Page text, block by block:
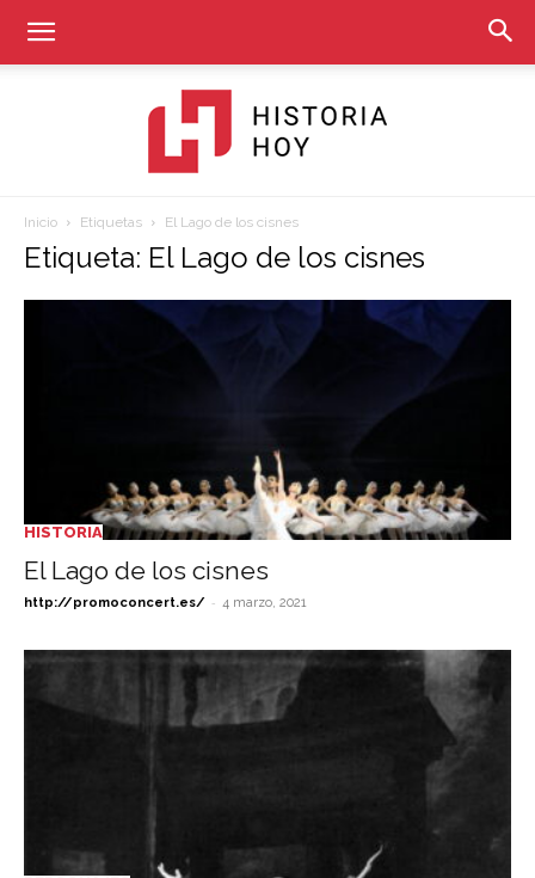
Historia
Inicio Etiquetas El Lago de los cisnes
Etiqueta: El Lago de los cisnes
HISTORIA
El Lago de los cisnes
http://promoconcert.es/ - 4 marzo, 2021